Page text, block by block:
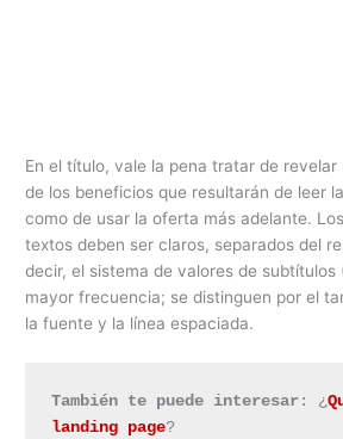
En el título, vale la pena tratar de revelar
de los beneficios que resultarán de leer
como de usar la oferta más adelante.
textos deben ser claros, separados del
decir, el sistema de valores de subtítulos
mayor frecuencia; se distinguen por el
la fuente y la línea espaciada.
También te puede interesar: ¿
landing page?